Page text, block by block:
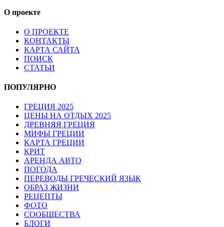
О проекте
О ПРОЕКТЕ
КОНТАКТЫ
КАРТА САЙТА
ПОИСК
СТАТЬИ
ПОПУЛЯРНО
ГРЕЦИЯ 2025
ЦЕНЫ НА ОТДЫХ 2025
ДРЕВНЯЯ ГРЕЦИЯ
МИФЫ ГРЕЦИИ
КАРТА ГРЕЦИИ
КРИТ
АРЕНДА АВТО
ПОГОДА
ПЕРЕВОДЫ ГРЕЧЕСКИЙ ЯЗЫК
ОБРАЗ ЖИЗНИ
РЕЦЕПТЫ
ФОТО
СООБЩЕСТВА
БЛОГИ